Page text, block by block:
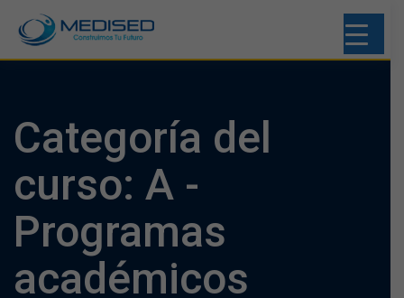
Categoría del
curso: A -
Programas
académicos